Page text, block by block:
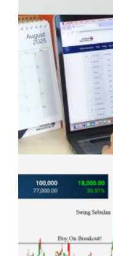
Anak Mampu
Bahasa:
Pelaburan Saham
Suka ‘Stress’